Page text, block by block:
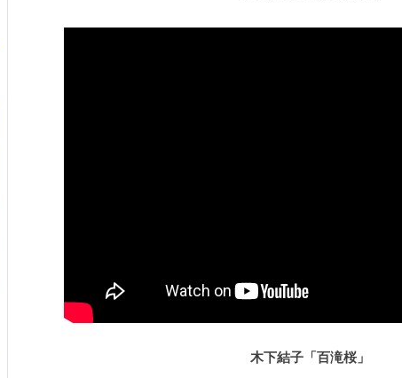
木下結子「百滝桜」